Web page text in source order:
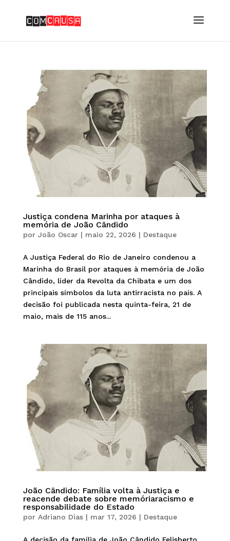
Justiça condena Marinha por ataques à
memória de João Cândido
por João Oscar| maio 22, 2026 | Destaque
A Justiça Federal do Rio de Janeiro condenou a
Marinha do Brasil por ataques à memória de João
Cândido, líder da Revolta da Chibata e um dos
principais símbolos da luta antirracista no país. A
decisão foi publicada nesta quinta-feira, 21 de
maio, mais de 115 anos...
João Cândido: Família volta à Justiça e
reacende debate sobre memóriaracismo e
responsabilidade do Estado
por Adriano Dias| mar 17, 2026 | Destaque
A decisão da família de João Cândido Felisberto